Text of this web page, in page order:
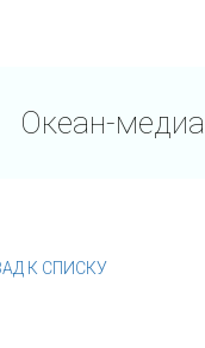
Океан-медиа
К СПИСКУ